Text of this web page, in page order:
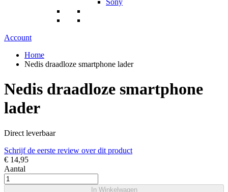
Sony
Account
Home
Nedis draadloze smartphone lader
Nedis draadloze smartphone
lader
Direct leverbaar
Schrijf de eerste review over dit product
€ 14,95
Aantal
In Winkelwagen